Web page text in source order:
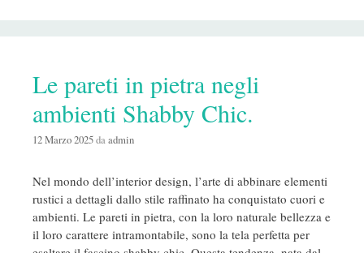
Le pareti in pietra negli
ambienti Shabby Chic.
12 Marzo 2025daadmin
Nel mondo dell’interior design, l’arte di abbinare elementi
rustici a dettagli dallo stile raffinato ha conquistato cuori e
ambienti. Le pareti in pietra, con la loro naturale bellezza e
il loro carattere intramontabile, sono la tela perfetta per